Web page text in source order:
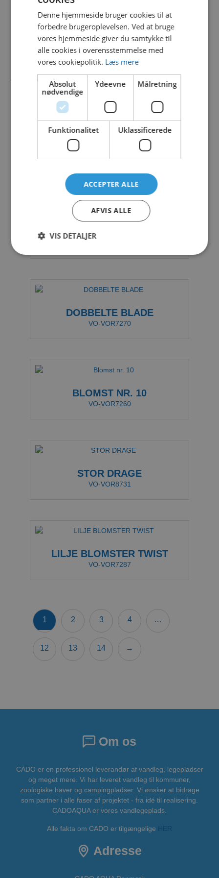
VO-VOR7271
CONEFLOWER
COREOPLAY WAVE
DOBBELTE BLADE
VO-VOR7270
BLOMST NR. 10
VO-VOR7260
STOR DRAGE
VO-VOR8731
LILJE BLOMSTER TWIST
VO-VOR7287
1 2 3 4 …
12 13 14 →
Om os
CADO er en professionel leverandør af vandleg, legepladser
og meget mere. Vi har leveret vandleg til kommuner,
zoologiske haver og campingpladser. Vi ønsker at bidrage
som partner i alle faser af projektet - fra idé til realisering.
CADOAQUA er vores vandlegeplads.
Alle fakta om CADO er tilgængelige
Adresse
Denne hjemmeside bruger cookies til at
forbedre brugeroplevelsen. Ved at bruge
vores hjemmeside giver du samtykke til
alle cookies i overensstemmelse med
vores cookiepolitik. Læs mere
Absolut
nødvendige
Ydeevne Målretning
Funktionalitet Uklassificerede
ACCEPTER ALLE
AFVIS ALLE
VIS DETALJER